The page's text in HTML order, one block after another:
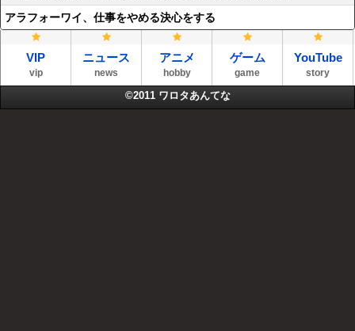
アラフォーワイ、仕事をやめる決心をする
VIP
vip
ニュース
news
アニメ
hobby
ゲーム
game
YouTube
story
©2011 ワロタあんてな